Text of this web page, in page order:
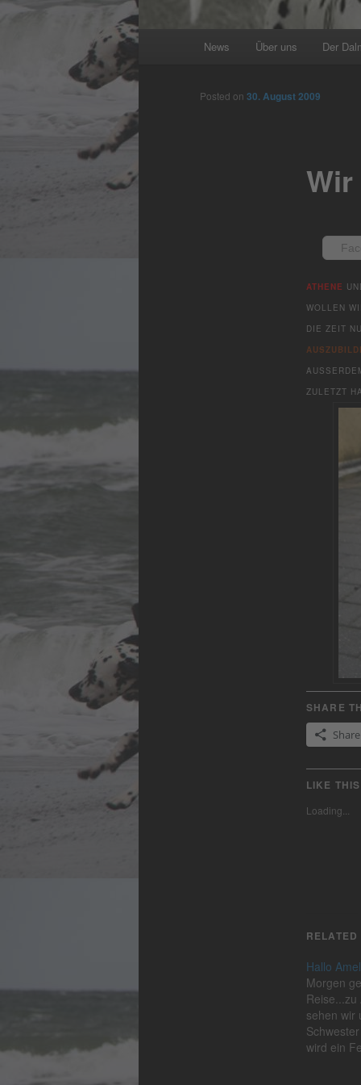
News Über uns Der
Posted on 30. August 2009
ATHENE
WOLLEN
DIE ZEIT
ZULETZT
SHARE
Share
LIKE
Loading...
RELATED
Hallo
Morgen
Reise...zu
sehen wir
wird ein